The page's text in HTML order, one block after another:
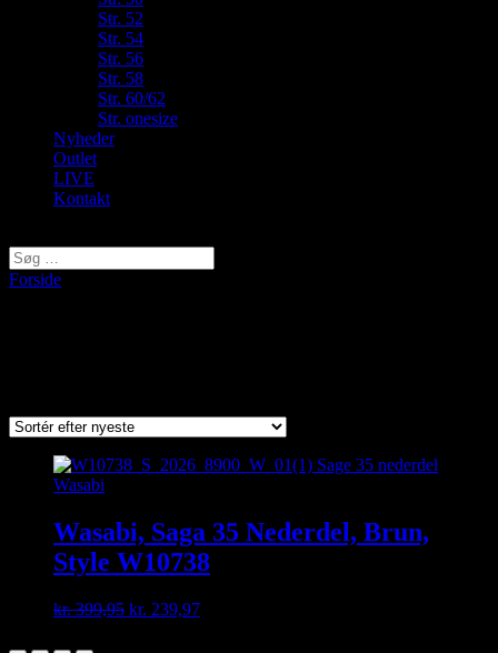
Str. 52
Str. 54
Str. 56
Str. 58
Str. 60/62
Str. onesize
Nyheder
Outlet
LIVE
Kontakt
Forside
Wasabi, Saga 35 Nederdel, Brun,
Style W10738
kr.399,95 Original
kr. 239,97Current